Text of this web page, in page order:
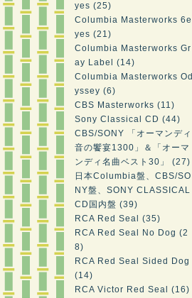
yes (25)
Columbia Masterworks 6e
yes (21)
Columbia Masterworks Gr
ay Label (14)
Columbia Masterworks Od
yssey (6)
CBS Masterworks (11)
Sony Classical CD (44)
CBS/SONY 「オーマンディ
音の饗宴1300」＆「オーマ
ンディ名曲ベスト30」 (27)
日本Columbia盤、CBS/SO
NY盤、SONY CLASSICAL
CD国内盤 (39)
RCA Red Seal (35)
RCA Red Seal No Dog (2
8)
RCA Red Seal Sided Dog
(14)
RCA Victor Red Seal (16)